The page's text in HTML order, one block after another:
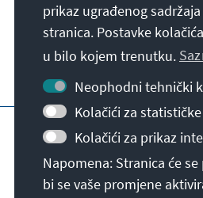
Kontakt
Dodatne ponude fondacije
Impresum
Erklärung zur
© Konrad-Adenauer-
prikaz ugrađenog
stranica. Postavke
u bilo kojem trenutku.
Neophodni tehnički
Kolačići za
Kolačići za prikaz
Napomena: Stranica će
bi se vaše promjene